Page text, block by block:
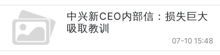
中兴新CEO内部信：损失巨大
吸取教训
07-10 15:48